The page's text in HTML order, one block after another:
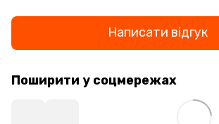
Написати відгук
Поширити у соцмережах